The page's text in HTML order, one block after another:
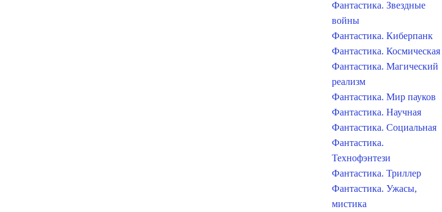
Фантастика. Звездные
войны
Фантастика. Киберпанк
Фантастика. Космическая
Фантастика. Магический
реализм
Фантастика. Мир пауков
Фантастика. Научная
Фантастика. Социальная
Фантастика.
Технофэнтези
Фантастика. Триллер
Фантастика. Ужасы,
мистика